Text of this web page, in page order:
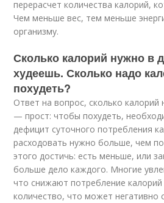
перерасчет количества калорий,
Чем меньше вес, тем меньше
организму.
Сколько калорий нужно в
худеешь. Сколько надо
похудеть?
Ответ на вопрос, сколько калорий
— прост: чтобы похудеть,
дефицит суточного потребления
расходовать нужно больше, чем
этого достичь: есть меньше, или
больше дело каждого. Многие
что снижают потребление
количество, что может негативно